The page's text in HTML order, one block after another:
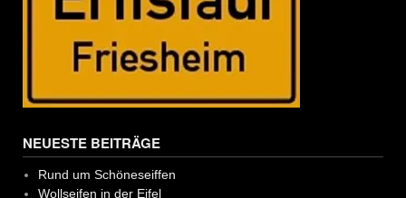
NEUESTE BEITRÄGE
Rund um Schöneseiffen
Wollseifen in der Eifel